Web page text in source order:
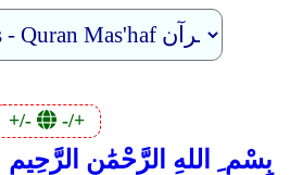
+/- -/+
بِسْم ِ اللهِ الرَّحْمَٰنِ الرَّحِيمِ